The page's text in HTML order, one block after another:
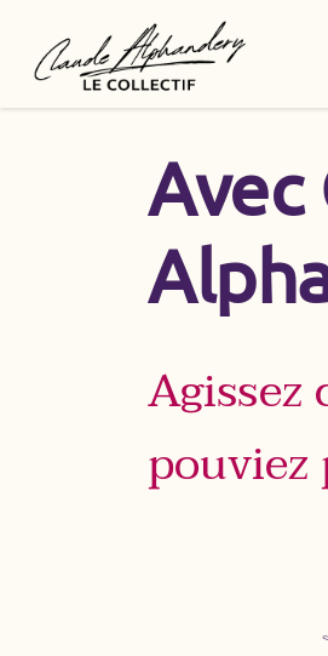
Avec
Agissez
pouviez